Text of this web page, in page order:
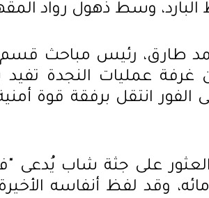
البارد، وسط ذهول رواد
طارق، رئيس مباحث قسم
غرفة عمليات النجدة
الفور انتقل برفقة قوة
وقد لفظ أنفاسه